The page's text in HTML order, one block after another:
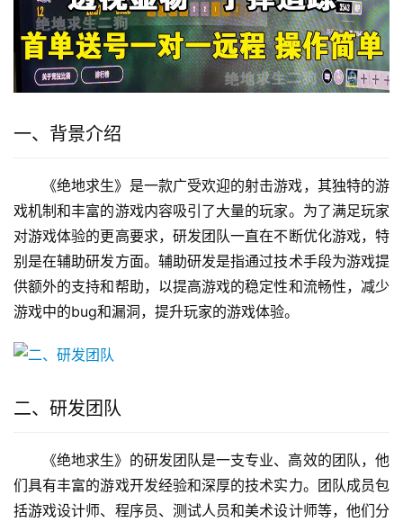
一、背景介绍
《绝地求生》是一款广受欢迎的射击游戏，其独特的游
戏机制和丰富的游戏内容吸引了大量的玩家。为了满足玩家
对游戏体验的更高要求，研发团队一直在不断优化游戏，特
别是在辅助研发方面。辅助研发是指通过技术手段为游戏提
供额外的支持和帮助，以提高游戏的稳定性和流畅性，减少
游戏中的bug和漏洞，提升玩家的游戏体验。
二、研发团队
《绝地求生》的研发团队是一支专业、高效的团队，他
们具有丰富的游戏开发经验和深厚的技术实力。团队成员包
括游戏设计师、程序员、测试人员和美术设计师等，他们分